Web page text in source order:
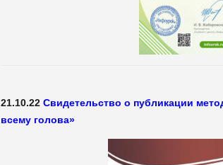
21.10.22Свидетельство о публикации
всему голова»